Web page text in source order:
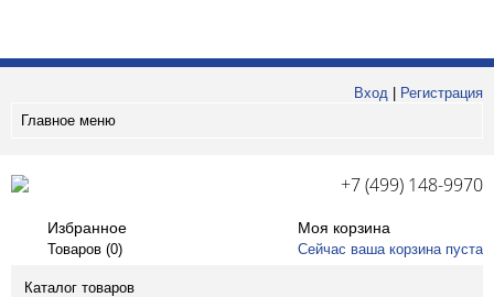
Вход
Регистрация
Главное меню
+7 (499) 148-9970
Избранное
Товаров (0)
Моя корзина
Сейчас ваша корзина пуста
Каталог товаров